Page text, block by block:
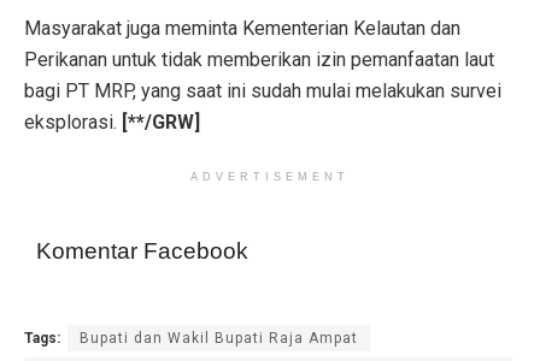
Masyarakat juga meminta Kementerian Kelautan dan
Perikanan untuk tidak memberikan izin pemanfaatan laut
bagi PT MRP, yang saat ini sudah mulai melakukan survei
eksplorasi. [**/GRW]
ADVERTISEMENT
Komentar Facebook
Tags:
Bupati dan Wakil Bupati Raja Ampat